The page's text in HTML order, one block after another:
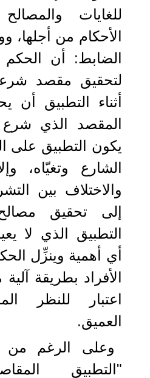
للغايات
الأحكام من أجلها،
الضابط: أن الحكم
لتحقيق مقصد
أثناء التطبيق أن
المقصد الذي
يكون التطبيق على
الشارع وتغيّاه،
والاختلاف بين
إلى تحقيق
التطبيق الذي لا
أي أهمية وينزِّل
الأفراد بطريقة
اعتبار للنظر
العميق.
وعلى الرغم من
"التطبيق